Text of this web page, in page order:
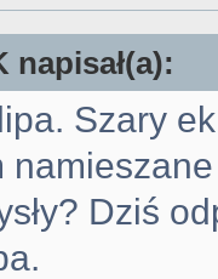
napisał(a):
Szary
Dziś